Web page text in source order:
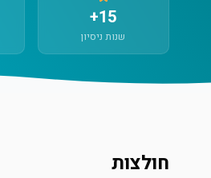
15+
שנות ניסיון
חולצות